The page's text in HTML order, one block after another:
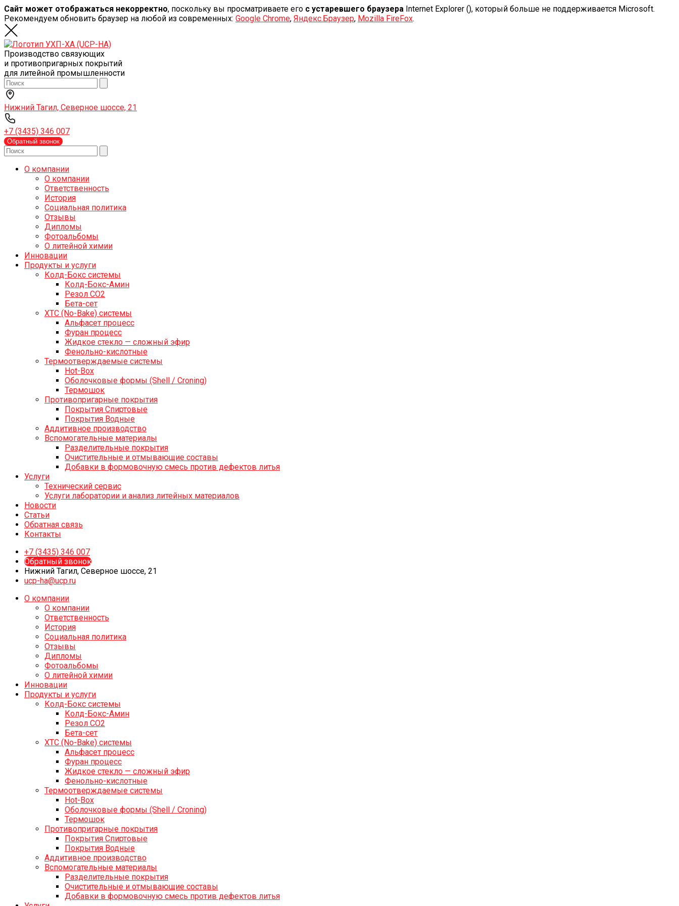
Сайт может отображаться некорректно, поскольку вы просматриваете его с устаревшего браузера Internet Explorer (), который больше не поддерживается Microsoft.
Рекомендуем обновить браузер на любой из современных: Google Chrome, Яндекс.Браузер, Mozilla FireFox.
Производство связующих
и противопригарных покрытий
для литейной промышленности
Нижний Тагил, Северное шоссе, 21
+7 (3435) 346 007
Обратный звонок
О компании
О компании
Ответственность
История
Социальная политика
Отзывы
Дипломы
Фотоальбомы
О литейной химии
Инновации
Продукты и услуги
Колд-Бокс системы
Колд-Бокс-Амин
Резол СО2
Бета-сет
ХТС (No-Bake) системы
Альфасет процесс
Фуран процесс
Жидкое стекло — сложный эфир
Фенольно-кислотные
Термоотверждаемые системы
Hot-Box
Оболочковые формы (Shell / Croning)
Термошок
Противопригарные покрытия
Покрытия Спиртовые
Покрытия Водные
Аддитивное производство
Вспомогательные материалы
Разделительные покрытия
Очистительные и отмывающие составы
Добавки в формовочную смесь против дефектов литья
Услуги
Технический сервис
Услуги лаборатории и анализ литейных материалов
Новости
Статьи
Обратная связь
Контакты
+7 (3435) 346 007
Обратный звонок
Нижний Тагил, Северное шоссе, 21
ucp-ha@ucp.ru
О компании
О компании
Ответственность
История
Социальная политика
Отзывы
Дипломы
Фотоальбомы
О литейной химии
Инновации
Продукты и услуги
Колд-Бокс системы
Колд-Бокс-Амин
Резол СО2
Бета-сет
ХТС (No-Bake) системы
Альфасет процесс
Фуран процесс
Жидкое стекло — сложный эфир
Фенольно-кислотные
Термоотверждаемые системы
Hot-Box
Оболочковые формы (Shell / Croning)
Термошок
Противопригарные покрытия
Покрытия Спиртовые
Покрытия Водные
Аддитивное производство
Вспомогательные материалы
Разделительные покрытия
Очистительные и отмывающие составы
Добавки в формовочную смесь против дефектов литья